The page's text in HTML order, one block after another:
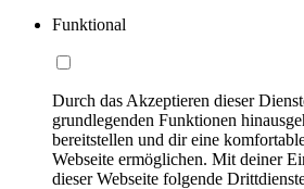
Funktional
Durch das Akzeptieren dieser
grundlegenden Funktionen
bereitstellen und dir eine
Webseite ermöglichen. Mit deiner
dieser Webseite folgende